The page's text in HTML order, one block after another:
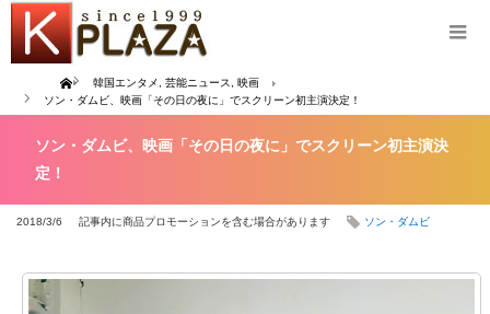
Home 韓国エンタメ 芸能ニュース
映画
ソン・ダムビ、映画「その日の夜に」でスクリーン初主演決定！
ソン・ダムビ、映画「その日の夜に」でスクリーン初主演決
定！
2018/3/6 記事内に商品プロモーションを含む場合があります ソン・ダムビ